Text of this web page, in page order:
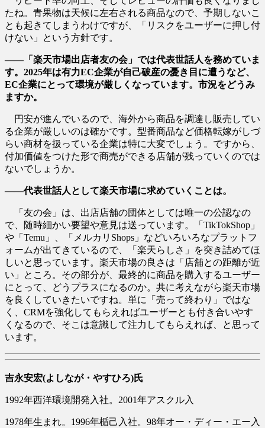
たね。青果物は天候に左右される商品なので、予期しないこ
とも起きてしまうわけですが、「リスクをユーザーに押し付
けない」という方針です。
――「楽天市場出店者友の会」では代表世話人を務めていま
す。2025年は有力EC企業が自己破産の憂き目に遭うなど、
EC企業にとって環境が厳しくなっています。市況をどうみ
ますか。
円安が進んでいるので、海外から商品を調達し販売してい
る企業が厳しいのは確かです。型番商品など価格転嫁がしづ
らい商材を扱っている企業は特に大変でしょう。ですから、
付加価値をつけた形で商売ができる店舗が残っていくのでは
ないでしょうか。
――代表世話人として楽天市場に求めていくことは。
「友の会」は、出店店舗の団体としては唯一の公認なの
で、随時細かい要望や意見は送っています。「TikTokShop」
や「Temu」、「メルカリShops」などいろいろなプラットフ
ォームが出てきているので、「楽天らしさ」を突き詰めてほ
しいと思っています。楽天市場の良さは「店舗との距離が近
い」ところ。その部分が、最終的に商品を購入するユーザー
にとって、どうプラスになるのか。共に考えながら楽天市場
を良くしていきたいですね。単に「売って終わり」ではな
く、CRMを強化してもらえればユーザーとも付き合いやす
くなるので、そこは意識して注力してもらえれば、と思って
います。
吉永安宏(よしなが・やすひろ)氏
1992年西洋環境開発入社。2001年アスクル入
1978年生まれ。1996年楯己入社。98年オー・ディー・エー入